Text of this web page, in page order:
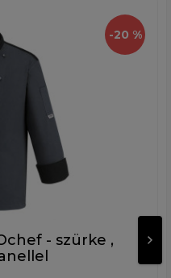
-20 %
- szürke ,